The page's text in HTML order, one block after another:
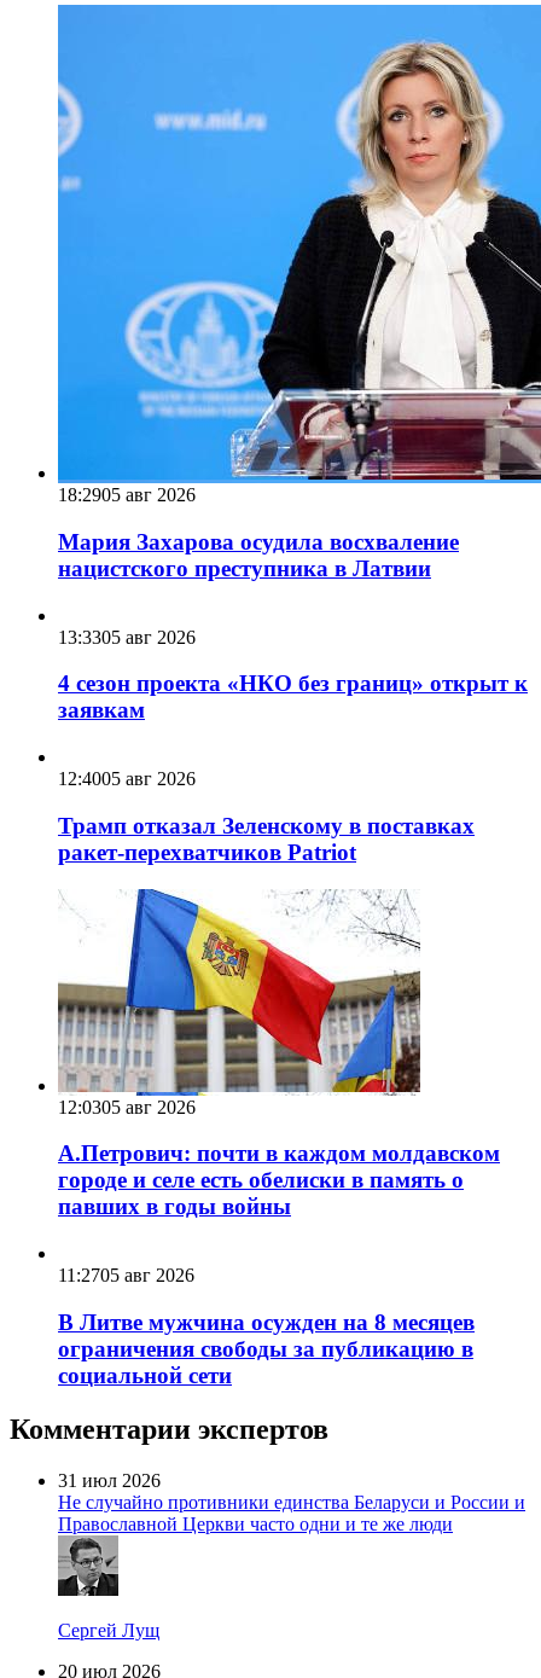
18:2905 авг 2026
Мария Захарова осудила восхваление
нацистского преступника в Латвии
13:3305 авг 2026
4 сезон проекта «НКО без границ» открыт к
заявкам
12:4005 авг 2026
Трамп отказал Зеленскому в поставках
ракет-перехватчиков Patriot
12:0305 авг 2026
А.Петрович: почти в каждом молдавском
городе и селе есть обелиски в память о
павших в годы войны
11:2705 авг 2026
В Литве мужчина осужден на 8 месяцев
ограничения свободы за публикацию в
социальной сети
Комментарии экспертов
31 июл 2026
Не случайно противники единства Беларуси и России и
Православной Церкви часто одни и те же люди
Сергей Лущ
20 июл 2026